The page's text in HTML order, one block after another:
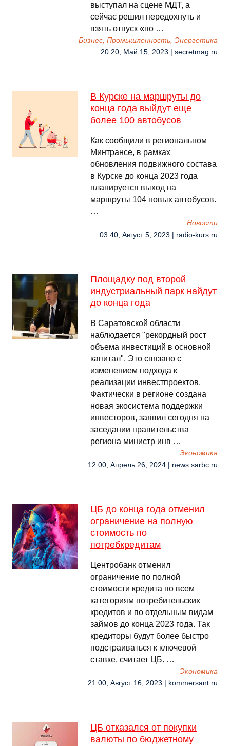
выступал на сцене МДТ, а
сейчас решил передохнуть и
взять отпуск «по …
Бизнес, Промышленность, Энергетика
20:20, Май 15, 2023 | secretmag.ru
В Курске на маршруты до
конца года выйдут еще
более 100 автобусов
Как сообщили в региональном
Минтрансе, в рамках
обновления подвижного состава
в Курске до конца 2023 года
планируется выход на
маршруты 104 новых автобусов.
…
Новости
03:40, Август 5, 2023 | radio-kurs.ru
Площадку под второй
индустриальный парк найдут
до конца года
В Саратовской области
наблюдается "рекордный рост
объема инвестиций в основной
капитал". Это связано с
изменением подхода к
реализации инвестпроектов.
Фактически в регионе создана
новая экосистема поддержки
инвесторов, заявил сегодня на
заседании правительства
региона министр инв …
Экономика
12:00, Апрель 26, 2024 | news.sarbc.ru
ЦБ до конца года отменил
ограничение на полную
стоимость по
потребкредитам
Центробанк отменил
ограничение по полной
стоимости кредита по всем
категориям потребительских
кредитов и по отдельным видам
займов до конца 2023 года. Так
кредиторы будут более быстро
подстраиваться к ключевой
ставке, считает ЦБ. …
Экономика
21:00, Август 16, 2023 | kommersant.ru
ЦБ отказался от покупки
валюты по бюджетному